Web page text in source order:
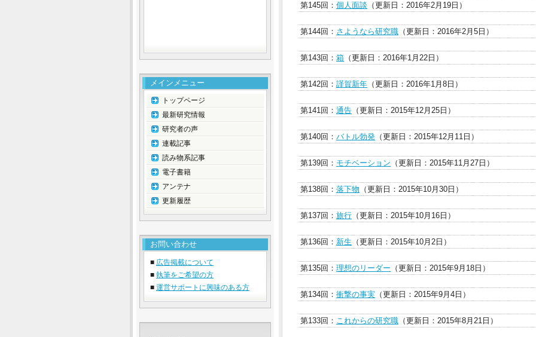
第145回： 個人面談 （更新日：2016年2月19日）
第144回： さようなら研究職 （更新日：2016年2月5日）
第143回： 箱 （更新日：2016年1月22日）
第142回： 謹賀新年 （更新日：2016年1月8日）
第141回： 通告 （更新日：2015年12月25日）
第140回： バトル勃発 （更新日：2015年12月11日）
第139回： モチベーション （更新日：2015年11月27日）
第138回： 落下物 （更新日：2015年10月30日）
第137回： 旅行 （更新日：2015年10月16日）
第136回： 新生 （更新日：2015年10月2日）
第135回： 理想のリーダー （更新日：2015年9月18日）
第134回： 衝撃の事実 （更新日：2015年9月4日）
第133回： これからの研究職 （更新日：2015年8月21日）
メインメニュー
トップページ
最新研究情報
研究者の声
連載記事
読み物系記事
電子書籍
アンテナ
更新履歴
お問い合わせ
■ 広告掲載について
■ 執筆をご希望の方
■ 運営サポートに興味のある方